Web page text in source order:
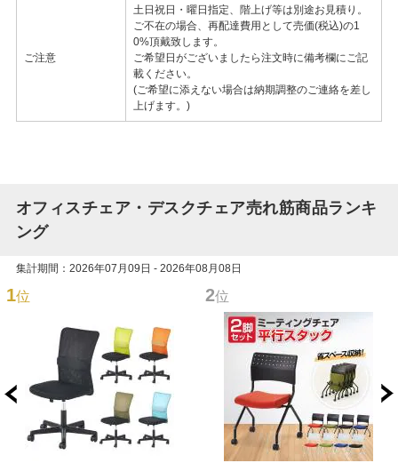
ご注意
土日祝日・曜日指定、階上げ等は別途お見積り。
ご不在の場合、再配達費用として売価(税込)の1
0%頂戴致します。
ご希望日がございましたら注文時に備考欄にご記
載ください。
(ご希望に添えない場合は納期調整のご連絡を差し
上げます。)
オフィスチェア・デスクチェア売れ筋商品ランキ
ング
集計期間：2026年07月09日 - 2026年08月08日
1位 2位